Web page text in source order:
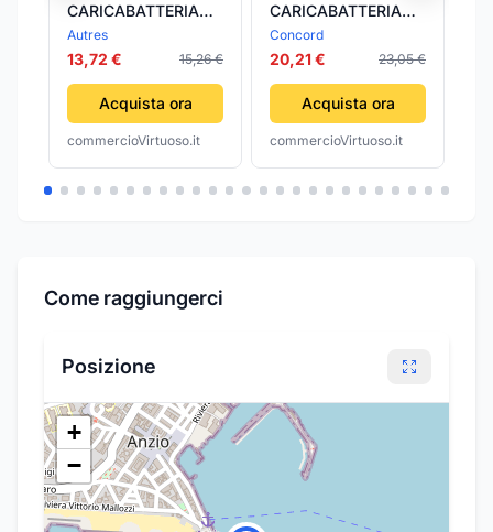
CARICABATTERIA
P/CD047 CHINA
NINGBO CONCORD 1
Autres
13,72 € 15,26 €
Acquista ora
commercioVirtuoso.it
CARICABATTERIA
LITIO 20V-
CONCORD- 1,0 pz
Concord
20,21 € 23,05 €
Acquista ora
commercioVirtuoso.it
Come raggiungerci
Posizione
+
−